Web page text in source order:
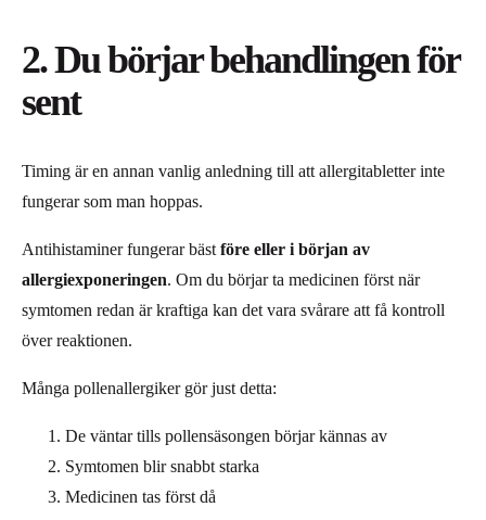
2. Du börjar behandlingen för
sent
Timing är en annan vanlig anledning till att allergitabletter inte
fungerar som man hoppas.
Antihistaminer fungerar bäst före eller i början av
allergiexponeringen. Om du börjar ta medicinen först när
symtomen redan är kraftiga kan det vara svårare att få kontroll
över reaktionen.
Många pollenallergiker gör just detta:
De väntar tills pollensäsongen börjar kännas av
Symtomen blir snabbt starka
Medicinen tas först då